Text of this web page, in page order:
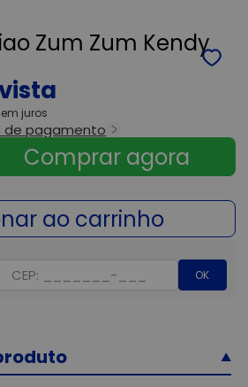
Zum Zum Kendy
juros
de pagamento
OK